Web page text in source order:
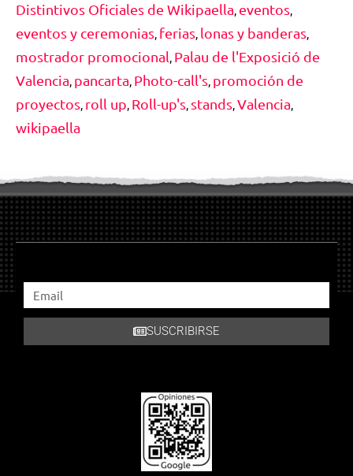
Distintivos Oficiales de Wikipaella, eventos,
eventos y ceremonias, ferias, lonas y banderas,
mostrador promocional, Palau de l'Exposició de
Valencia, pancarta, Photo-call's, promoción de
proyectos, roll up, Roll-up's, stands,Valencia,
wikipaella
SUSCRIBIRSE